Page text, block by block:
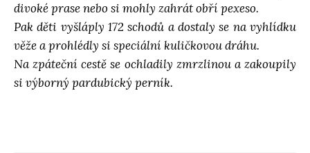
divoké prase nebo si mohly zahrát obří pexeso.
Pak děti vyšláply 172 schodů a dostaly se na vyhlídku
věže a prohlédly si speciální kuličkovou dráhu.
Na zpáteční cestě se ochladily zmrzlinou a zakoupily
si výborný pardubický perník.